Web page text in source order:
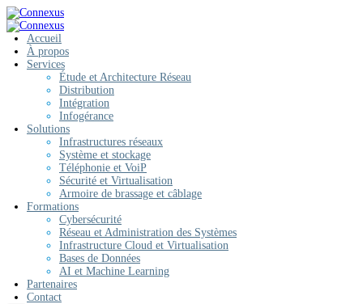
Accueil
À propos
Services
Étude et Architecture Réseau
Distribution
Intégration
Infogérance
Solutions
Infrastructures réseaux
Système et stockage
Téléphonie et VoiP
Sécurité et Virtualisation
Armoire de brassage et câblage
Formations
Cybersécurité
Réseau et Administration des Systèmes
Infrastructure Cloud et Virtualisation
Bases de Données
AI et Machine Learning
Partenaires
Contact